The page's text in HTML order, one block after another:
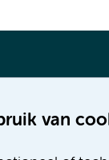
van